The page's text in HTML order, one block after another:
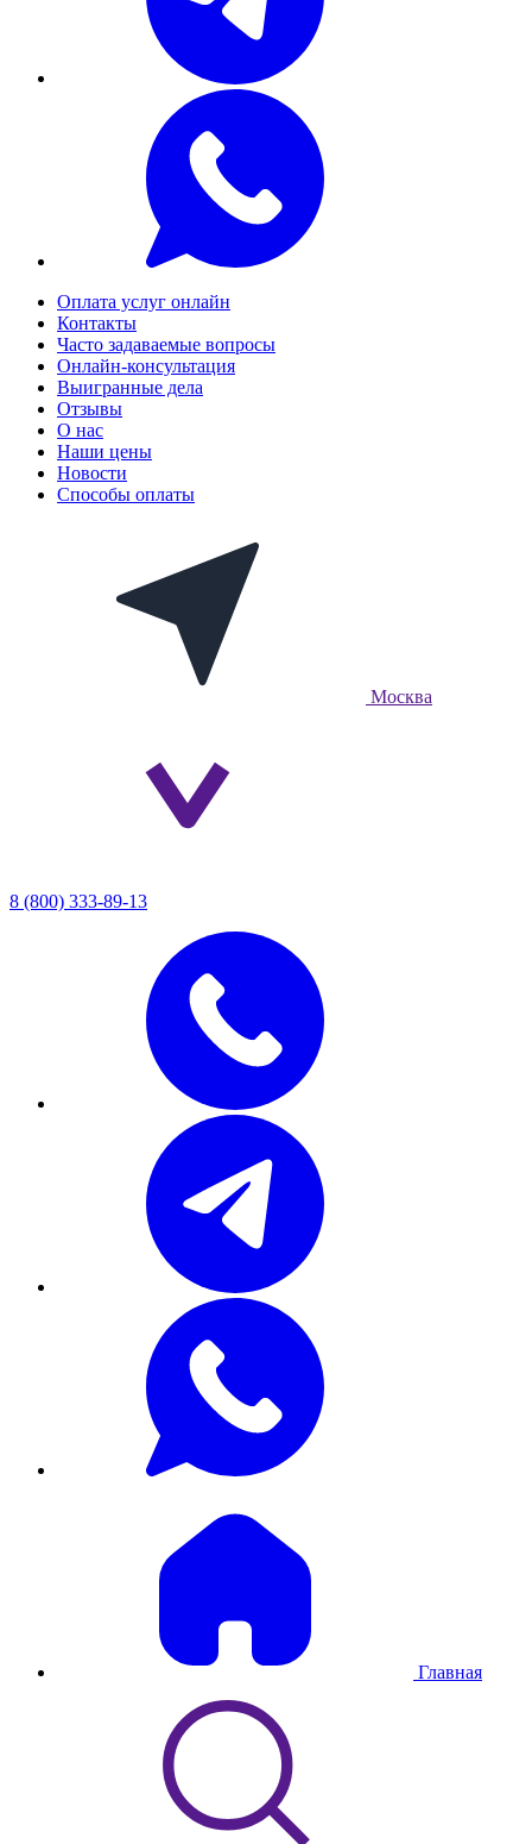
Оплата услуг онлайн
Контакты
Часто задаваемые вопросы
Онлайн-консультация
Выигранные дела
Отзывы
О нас
Наши цены
Новости
Способы оплаты
Москва
8 (800) 333-89-13
Главная